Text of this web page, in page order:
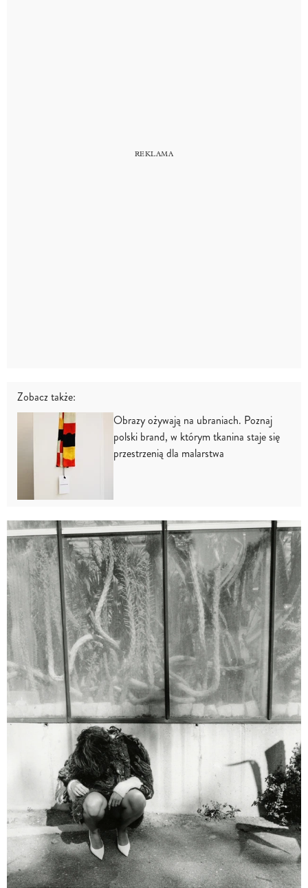
Zobacz także:
Obrazy ożywają na ubraniach. Poznaj
polski brand, w którym tkanina staje się
przestrzenią dla malarstwa